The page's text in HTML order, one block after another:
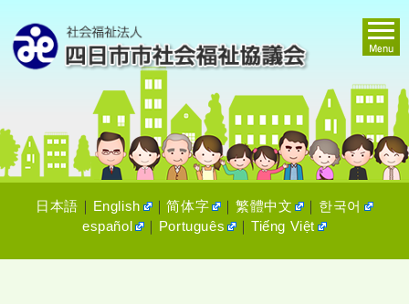
日本語 ｜ English ｜简体字 ｜ 繁體中文 ｜ 한국어
español
｜ Português ｜ Tiếng Việt